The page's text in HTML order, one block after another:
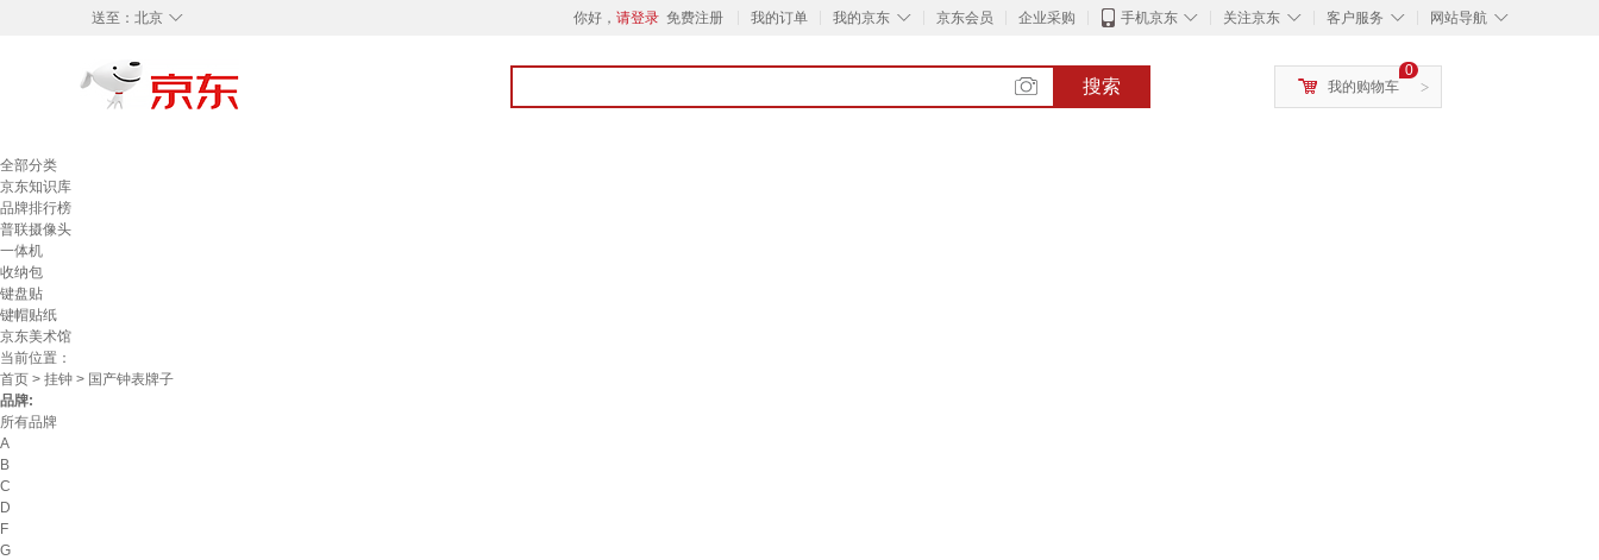
◇
送至： 北京 你好， 请登录 免费注册 我的订单 ◇
我的京东 京东会员 企业采购 ◇
手机京东 ◇
关注京东 ◇
客户服务 ◇
网站导航
搜索 >
0
我的购物车
全部分类
京东知识库
品牌排行榜
普联摄像头
一体机
收纳包
键盘贴
键帽贴纸
京东美术馆
当前位置：
首页 > 挂钟 > 国产钟表牌子
品牌:
所有品牌
A
B
C
D
F
G